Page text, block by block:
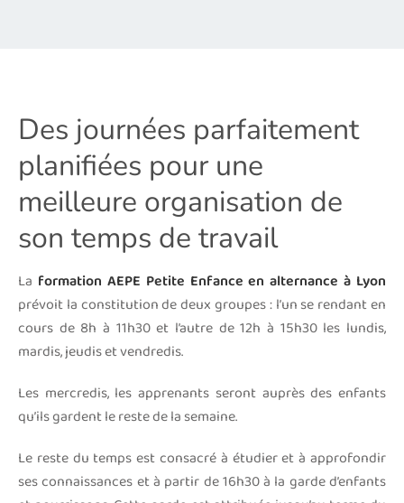
Des journées parfaitement
planifiées pour une
meilleure organisation de
son temps de travail
La formation AEPE Petite Enfance en alternance à Lyon
prévoit la constitution de deux groupes : l’un se rendant en
cours de 8h à 11h30 et l’autre de 12h à 15h30 les lundis,
mardis, jeudis et vendredis.
Les mercredis, les apprenants seront auprès des enfants
qu’ils gardent le reste de la semaine.
Le reste du temps est consacré à étudier et à approfondir
ses connaissances et à partir de 16h30 à la garde d’enfants